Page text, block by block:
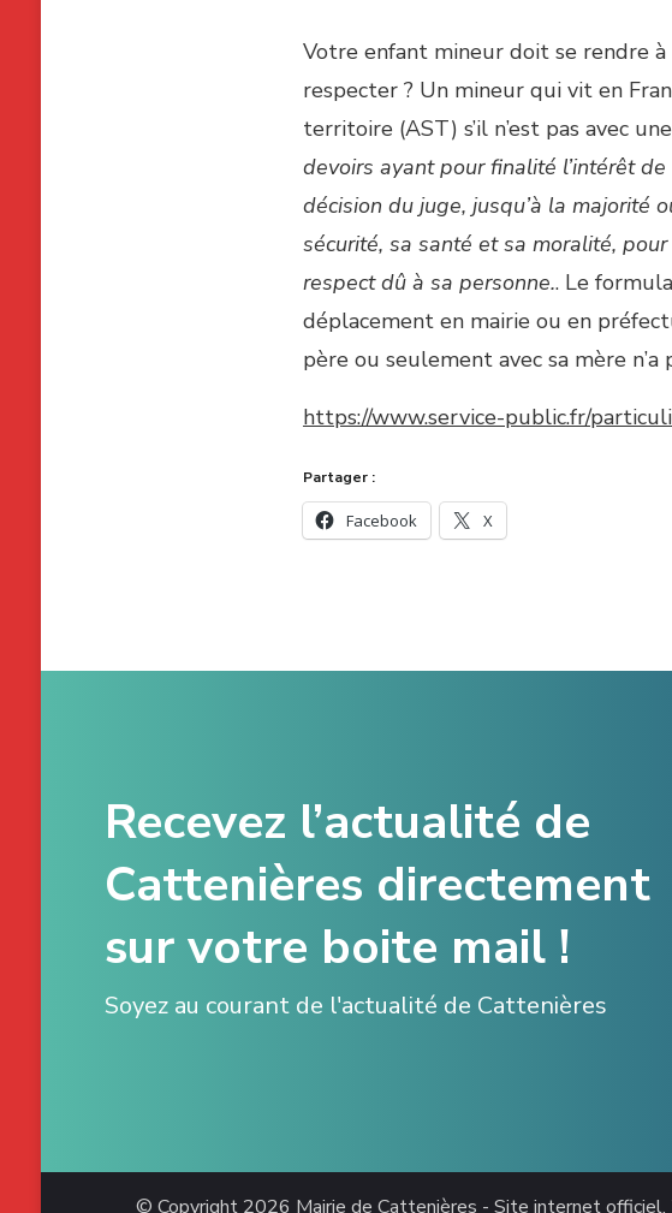
Votre enfant mineur doit se rendre à
respecter ? Un mineur qui vit en
territoire (AST) s’il n’est pas avec
devoirs ayant pour finalité l’intérêt
décision du juge, jusqu’à la majorité
sécurité, sa santé et sa moralité,
respect dû à sa personne.. Le
déplacement en mairie ou en
père ou seulement avec sa mère n’a
https://www.service-public.fr/
Partager :
Facebook X
Recevez l’actualité de
Cattenières directement
sur votre boite mail !
Soyez au courant de l'actualité de Cattenières
© Copyright 2026 Mairie de Cattenières - Site internet officiel